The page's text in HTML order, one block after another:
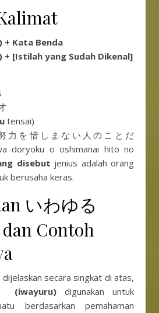
+ Kata Benda
+ [Istilah yang Sudah Dikenal]
tensai)
力を惜しまない人のことだ
doryoku o oshimanai hito no
disebut jenius adalah orang
berusaha keras.
いわゆる
Contoh
secara singkat di atas,
(iwayuru) digunakan untuk
berdasarkan pemahaman